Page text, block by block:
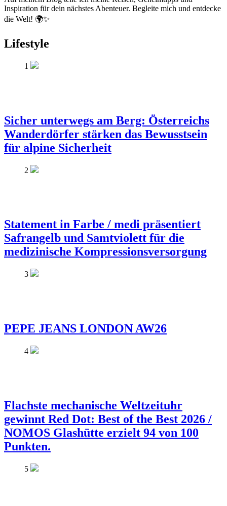
Inspiration für dein nächstes Abenteuer. Begleite mich und entdecke
die Welt! 🌍✨
Lifestyle
1
Sicher unterwegs am Berg: Österreichs
Wanderdörfer stärken das Bewusstsein
für alpine Sicherheit
2
Statement in Farbe / medi präsentiert
Safrangelb und Samtviolett für die
medizinische Kompressionsversorgung
3
PEPE JEANS LONDON AW26
4
Flachste mechanische Weltzeituhr
gewinnt Red Dot: Best of the Best 2026 /
NOMOS Glashütte erzielt 94 von 100
Punkten.
5